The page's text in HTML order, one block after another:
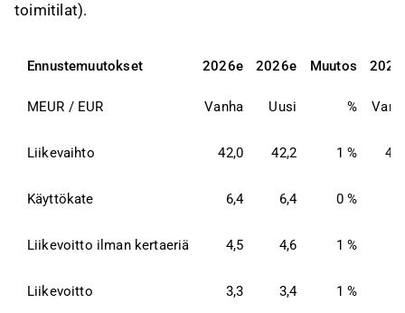
toimitilat).
Ennustemuutokset 2026e 2026e Muutos
MEUR / EUR Vanha Uusi %
Liikevaihto 42,0 42,2 1 %
Käyttökate 6,4 6,4 0 %
Liikevoitto ilman kertaeriä 4,5 4,6 1 %
Liikevoitto 3,3 3,4 1 %